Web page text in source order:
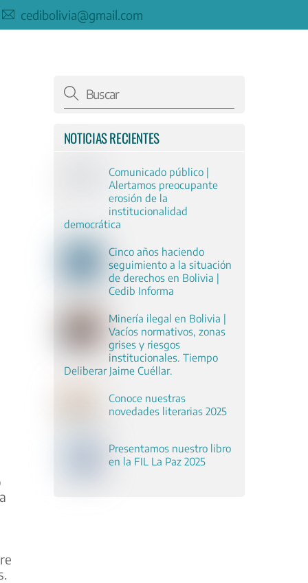
cedibolivia@gmail.com
NOTICIAS RECIENTES
Comunicado público |
Alertamos preocupante
erosión de la
institucionalidad
democrática
Cinco años haciendo
seguimiento a la situación
de derechos en Bolivia |
Cedib Informa
Minería ilegal en Bolivia |
Vacíos normativos, zonas
grises y riesgos
institucionales. Tiempo
Deliberar Jaime Cuéllar.
Conoce nuestras
novedades literarias 2025
Presentamos nuestro libro
en la FIL La Paz 2025